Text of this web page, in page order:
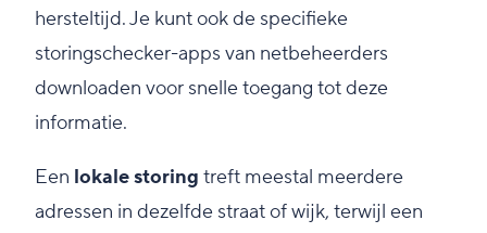
hersteltijd. Je kunt ook de specifieke
storingschecker-apps van netbeheerders
downloaden voor snelle toegang tot deze
informatie.
Een lokale storing treft meestal meerdere
adressen in dezelfde straat of wijk, terwijl een